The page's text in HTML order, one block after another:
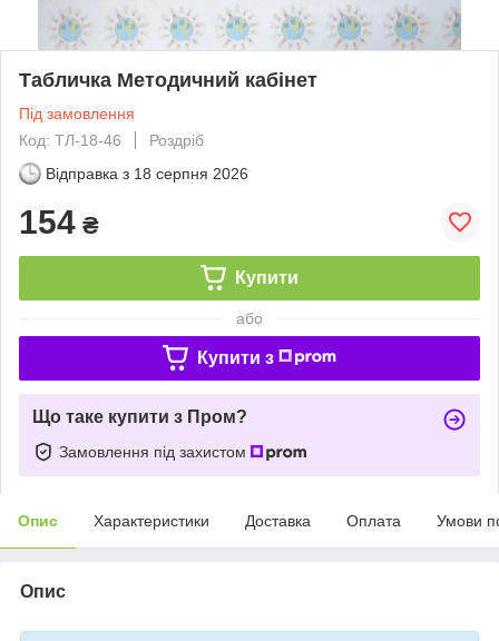
Табличка Методичний кабінет
Під замовлення
Код: ТЛ-18-46
Роздріб
Відправка з 18 серпня 2026
154 ₴
Купити
або
Купити з
Що таке купити з Пром?
Замовлення під захистом
Опис Характеристики Доставка Оплата Умови
Опис